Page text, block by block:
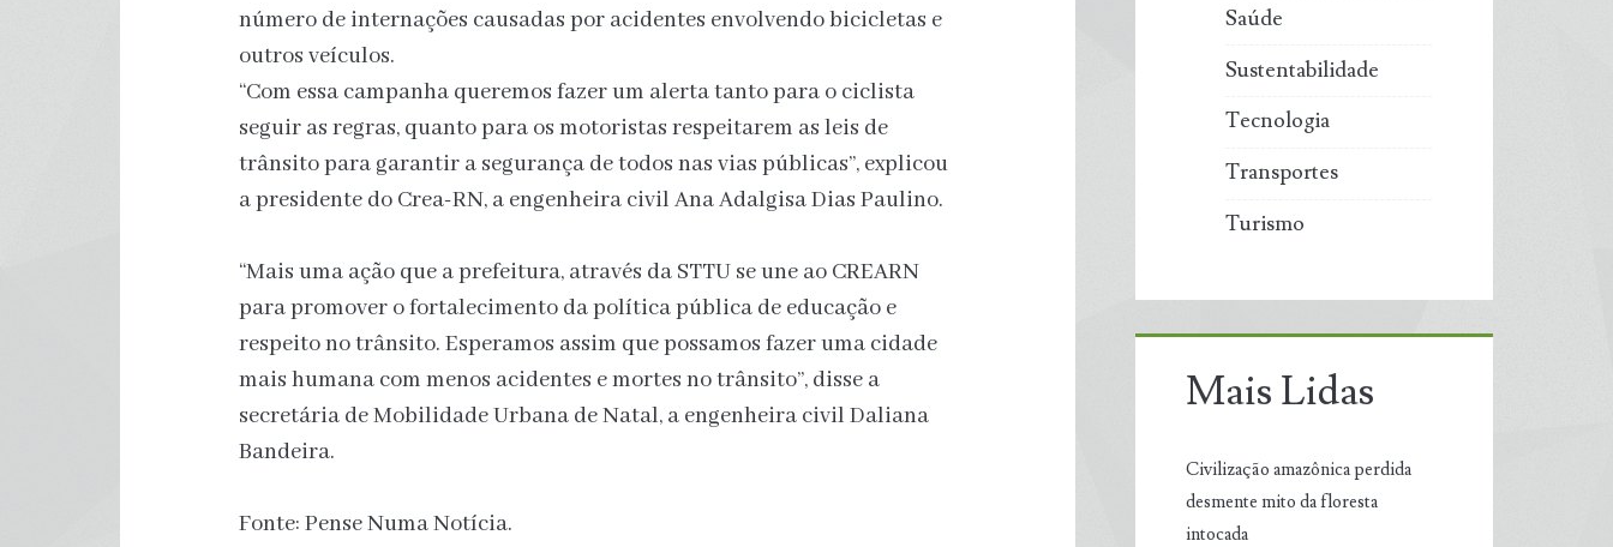
número de internações causadas por acidentes envolvendo bicicletas e
outros veículos.
“Com essa campanha queremos fazer um alerta tanto para o ciclista
seguir as regras, quanto para os motoristas respeitarem as leis de
trânsito para garantir a segurança de todos nas vias públicas”, explicou
a presidente do Crea-RN, a engenheira civil Ana Adalgisa Dias Paulino.
“Mais uma ação que a prefeitura, através da STTU se une ao CREARN
para promover o fortalecimento da política pública de educação e
respeito no trânsito. Esperamos assim que possamos fazer uma cidade
mais humana com menos acidentes e mortes no trânsito”, disse a
secretária de Mobilidade Urbana de Natal, a engenheira civil Daliana
Bandeira.
Fonte: Pense Numa Notícia.
Saúde
Sustentabilidade
Tecnologia
Transportes
Turismo
Mais Lidas
Civilização amazônica perdida
desmente mito da floresta
intocada